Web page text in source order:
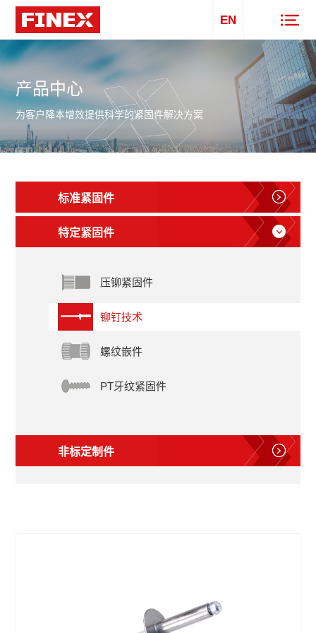
EN
产品中心
为客户降本增效提供科学的紧固件解决方案
标准紧固件
特定紧固件
压铆紧固件
铆钉技术
螺纹嵌件
PT牙纹紧固件
非标定制件